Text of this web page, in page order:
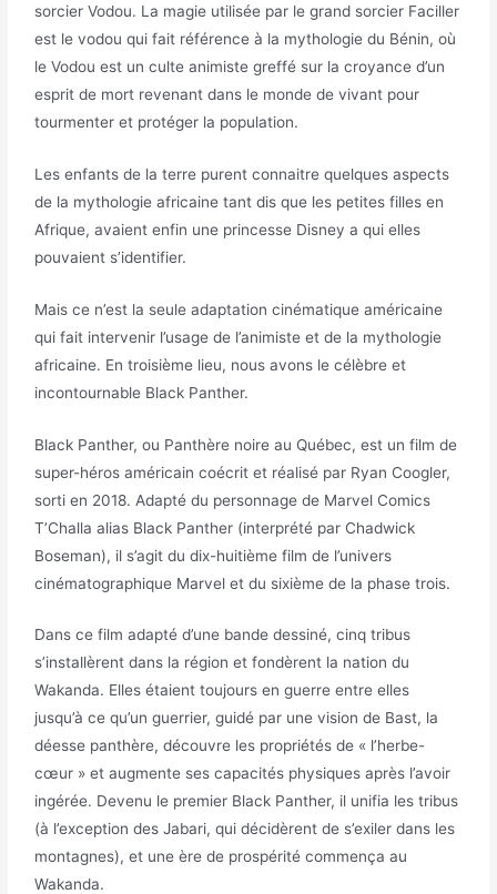
sorcier Vodou. La magie utilisée par le grand sorcier Faciller
est le vodou qui fait référence à la mythologie du Bénin, où
le Vodou est un culte animiste greffé sur la croyance d’un
esprit de mort revenant dans le monde de vivant pour
tourmenter et protéger la population.
Les enfants de la terre purent connaitre quelques aspects
de la mythologie africaine tant dis que les petites filles en
Afrique, avaient enfin une princesse Disney a qui elles
pouvaient s’identifier.
Mais ce n’est la seule adaptation cinématique américaine
qui fait intervenir l’usage de l’animiste et de la mythologie
africaine. En troisième lieu, nous avons le célèbre et
incontournable Black Panther.
Black Panther, ou Panthère noire au Québec, est un film de
super-héros américain coécrit et réalisé par Ryan Coogler,
sorti en 2018. Adapté du personnage de Marvel Comics
T’Challa alias Black Panther (interprété par Chadwick
Boseman), il s’agit du dix-huitième film de l’univers
cinématographique Marvel et du sixième de la phase trois.
Dans ce film adapté d’une bande dessiné, cinq tribus
s’installèrent dans la région et fondèrent la nation du
Wakanda. Elles étaient toujours en guerre entre elles
jusqu’à ce qu’un guerrier, guidé par une vision de Bast, la
déesse panthère, découvre les propriétés de « l’herbe-
cœur » et augmente ses capacités physiques après l’avoir
ingérée. Devenu le premier Black Panther, il unifia les tribus
(à l’exception des Jabari, qui décidèrent de s’exiler dans les
montagnes), et une ère de prospérité commença au
Wakanda.